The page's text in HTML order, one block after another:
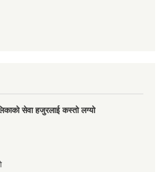
सेवा हजुरलाई कस्तो लग्यो